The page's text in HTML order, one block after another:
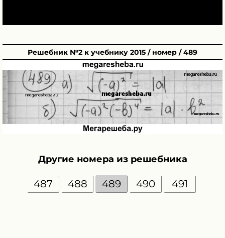
Решебник №2 к учебнику 2015 / номер / 489
Другие номера из решебника
487 488 489 490 491